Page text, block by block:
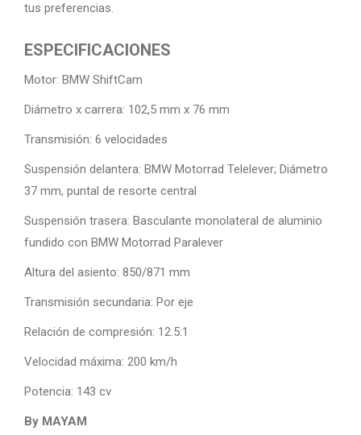
tus preferencias.
ESPECIFICACIONES
Motor: BMW ShiftCam
Diámetro x carrera: 102,5 mm x 76 mm
Transmisión: 6 velocidades
Suspensión delantera: BMW Motorrad Telelever; Diámetro
37 mm, puntal de resorte central
Suspensión trasera: Basculante monolateral de aluminio
fundido con BMW Motorrad Paralever
Altura del asiento: 850/871 mm
Transmisión secundaria: Por eje
Relación de compresión: 12.5:1
Velocidad máxima: 200 km/h
Potencia: 143 cv
By MAYAM